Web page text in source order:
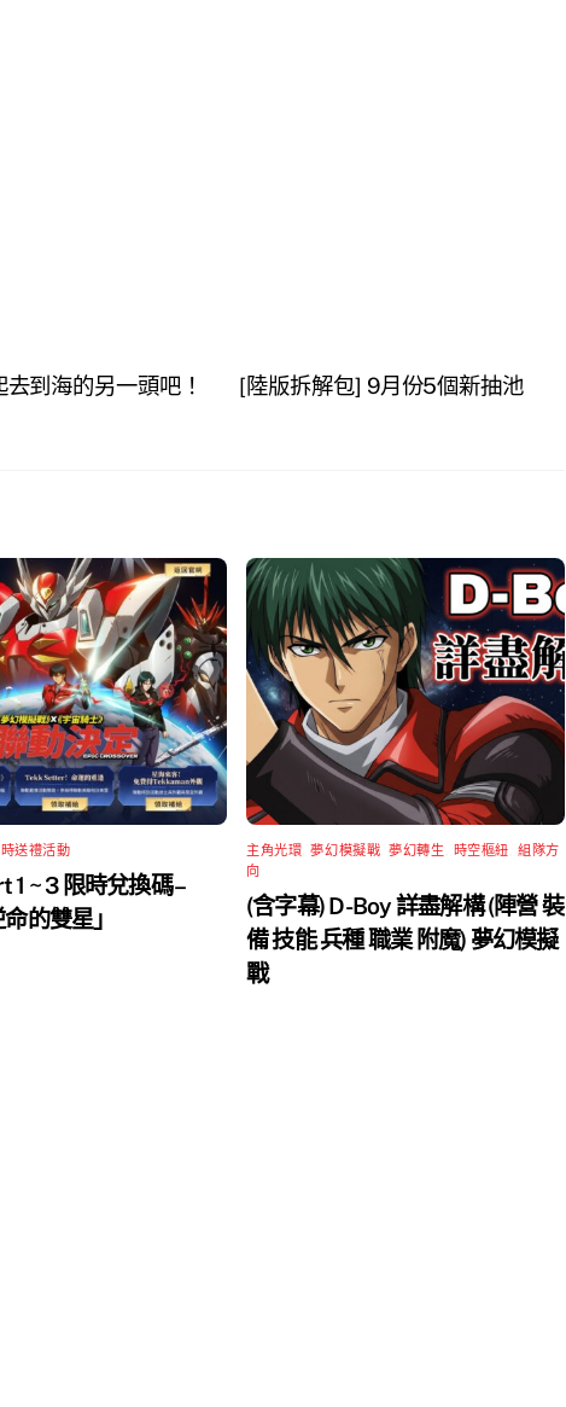
到海的另一頭吧！ [陸版拆解包] 9月份5個新抽池
送禮活動
1 ~ 3 限時兌換碼 –
的雙星」
主角光環 ,夢幻模擬戰 ,夢幻轉生 時空樞紐 ,組隊方
向
(含字幕) D-Boy 詳盡解構 (陣營 裝
備 技能 兵種 職業 附魔) 夢幻模擬
戰